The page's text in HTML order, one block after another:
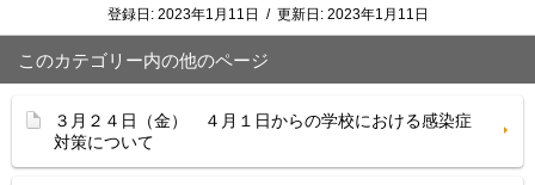
登録日: 2023年1月11日 / 更新日: 2023年1月11日
このカテゴリー内の他のページ
３月２４日（金） ４月１日からの学校における感染症
対策について